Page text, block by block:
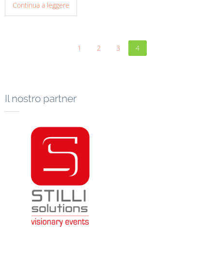
Continua a leggere
1 2 3 4
Il nostro partner